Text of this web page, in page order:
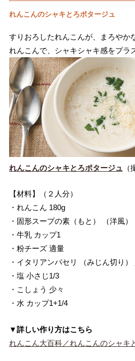
れんこんのシャキとろポタージュ
すりおろしたれんこんが、まろやか
れんこんで、シャキシャキ感をプラ
れんこんのシャキとろポタージュ
【材料】（２人分）
・れんこん 180g
・固形スープの素（もと） （洋風）
・牛乳 カップ1
・粉チーズ 適量
・イタリアンパセリ （みじん切り）
・塩 小さじ1/3
・こしょう 少々
・水 カップ1+1/4
▼詳しい作り方はこちら
れんこん大百科／れんこんのシャキ